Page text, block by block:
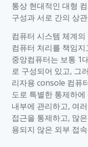
e
에
서
의
t
e
r
m
i
n
a
r
y
P
i
_
K
o
r
_
0
6
통상 현대적인 대형
구성과 서로 간의 상
컴퓨터 시스템 체계
컴퓨터 처리를 책임
중앙컴퓨터는 보통 1
로 구성되어 있고, 그
리자용 console 컴퓨
도로 특별한 통제하
내부에 관리하고, 여
접근을 통제하고, 많
용되지 않은 외부 접